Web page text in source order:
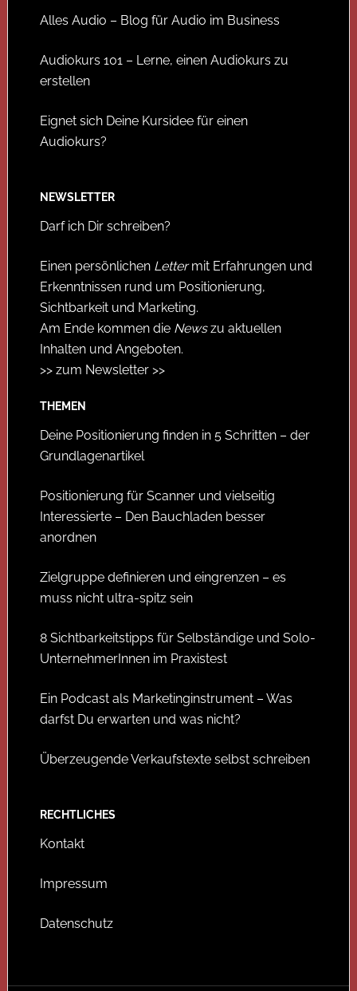
Alles Audio – Blog für Audio im Business
Audiokurs 101 – Lerne, einen Audiokurs zu
erstellen
Eignet sich Deine Kursidee für einen
Audiokurs?
NEWSLETTER
Darf ich Dir schreiben?
Einen persönlichen Lettermit Erfahrungen und
Erkenntnissen rund um Positionierung,
Sichtbarkeit und Marketing.
Am Ende kommen die Newszu aktuellen
Inhalten und Angeboten.
>> zum Newsletter >>
THEMEN
Deine Positionierung finden in 5 Schritten – der
Grundlagenartikel
Positionierung für Scanner und vielseitig
Interessierte – Den Bauchladen besser
anordnen
Zielgruppe definieren und eingrenzen – es
muss nicht ultra-spitz sein
8 Sichtbarkeitstipps für Selbständige und Solo-
UnternehmerInnen im Praxistest
Ein Podcast als Marketinginstrument – Was
darfst Du erwarten und was nicht?
Überzeugende Verkaufstexte selbst schreiben
RECHTLICHES
Kontakt
Impressum
Datenschutz